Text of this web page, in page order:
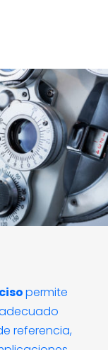
permite
referencia,